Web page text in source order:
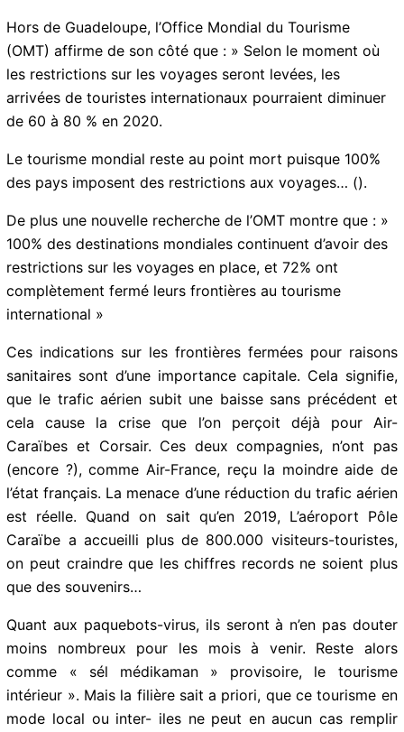
est subitement devenue obsolète et atone ?
Hors de Guadeloupe, l’Office Mondial du Tourisme
(OMT) affirme de son côté que : » Selon le moment où
les restrictions sur les voyages seront levées, les
diminuer de 60 à 80 % en 2020.
des pays imposent des restrictions aux voyages… ().
De plus une nouvelle recherche de l’OMT montre
que : » 100% des destinations mondiales continuent
d’avoir des restrictions sur les voyages en place, et
tourisme international »
Ces indications sur les frontières fermées pour raisons
sanitaires sont d’une importance capitale. Cela signifie,
que le trafic aérien subit une baisse sans précédent et
cela cause la crise que l’on perçoit déjà pour Air-
Caraïbes et Corsair. Ces deux compagnies, n’ont pas
(encore ?), comme Air-France, reçu la moindre aide de
l’état français. La menace d’une réduction du trafic
aérien est réelle. Quand on sait qu’en 2019, L’aéroport
Pôle Caraïbe a accueilli plus de 800.000 visiteurs-
soient plus que des souvenirs…
Quant aux paquebots-virus, ils seront à n’en pas
douter moins nombreux pour les mois à venir. Reste
alors comme « sél médikaman » provisoire, le tourisme